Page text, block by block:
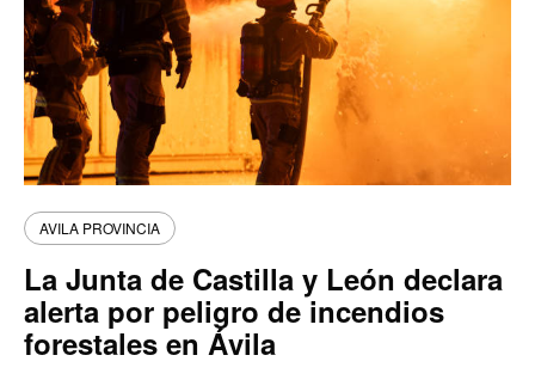
AVILA PROVINCIA
La Junta de Castilla y León declara
alerta por peligro de incendios
forestales en Ávila